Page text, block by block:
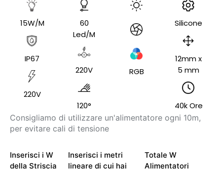
15W/M
IP67
220V
60
Led/M
220V
120°
RGB
Silicone
12mm x
5 mm
40k Ore
Consigliamo di utilizzare un'alimentatore ogni 10m,
per evitare cali di tensione
Inserisci i W
della Striscia
Inserisci i metri
lineare di cui hai
Totale W
Alimentatori